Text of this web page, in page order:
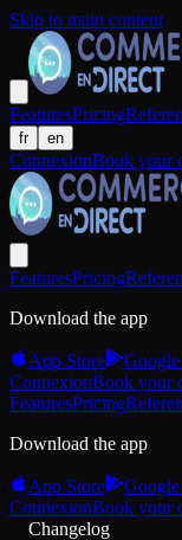
Skip to main content
FeaturesPricing
fr en
ConnexionBook your
FeaturesPricing
Download the app
App Store
ConnexionBook your
FeaturesPricing
Download the app
App Store
ConnexionBook your
Changelog